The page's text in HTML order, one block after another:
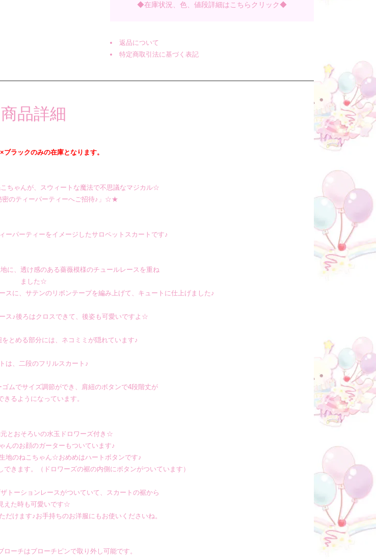
◆在庫状況、色、値段詳細はこちらクリック◆
返品について
特定商取引法に基づく表記
商品詳細
ブラックのみの在庫となります。
ちゃんが、スウィートな魔法で不思議なマジカル☆
密のティーパーティーへご招待♪」☆★
ーパーティーをイメージしたサロペットスカートです♪
に、透け感のある薔薇模様のチュールレースを重ね
ました☆
スに、サテンのリボンテープを編み上げて、キュートに仕上げました♪
ス♪後ろはクロスできて、後姿も可愛いですよ☆
とめる部分には、ネコミミが隠れています♪
は、二段のフリルスカート♪
ムでサイズ調節ができ、肩紐のボタンで4段階丈が
きるようになっています。
とおそろいの水玉ドロワーズ付き☆
んのお顔のガーターもついています♪
地のねこちゃん☆おめめはハートボタンです♪
きます。（ドロワーズの裾の内側にボタンがついています）
トーションレースがついていて、スカートの裾から
えた時も可愛いです☆
だけます♪お手持ちのお洋服にもお使いくださいね。
ーチはブローチピンで取り外し可能です。